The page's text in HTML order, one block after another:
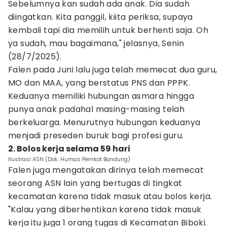
Sebelumnya kan sudah ada anak. Dia sudah
diingatkan. Kita panggil, kiita periksa, supaya
kembali tapi dia memilih untuk berhenti saja. Oh
ya sudah, mau bagaimana," jelasnya, Senin
(28/7/2025).
Falen pada Juni lalu juga telah memecat dua guru,
MO dan MAA, yang berstatus PNS dan PPPK.
Keduanya memiliki hubungan asmara hingga
punya anak padahal masing-masing telah
berkeluarga. Menurutnya hubungan keduanya
menjadi preseden buruk bagi profesi guru.
2. Bolos kerja selama 59 hari
Ilustrasi ASN (Dok. Humas Pemkot Bandung)
Falen juga mengatakan dirinya telah memecat
seorang ASN lain yang bertugas di tingkat
kecamatan karena tidak masuk atau bolos kerja.
"Kalau yang diberhentikan karena tidak masuk
kerja itu juga 1 orang tugas di Kecamatan Biboki.